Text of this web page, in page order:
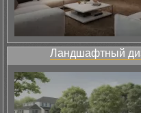
Ландшафтный